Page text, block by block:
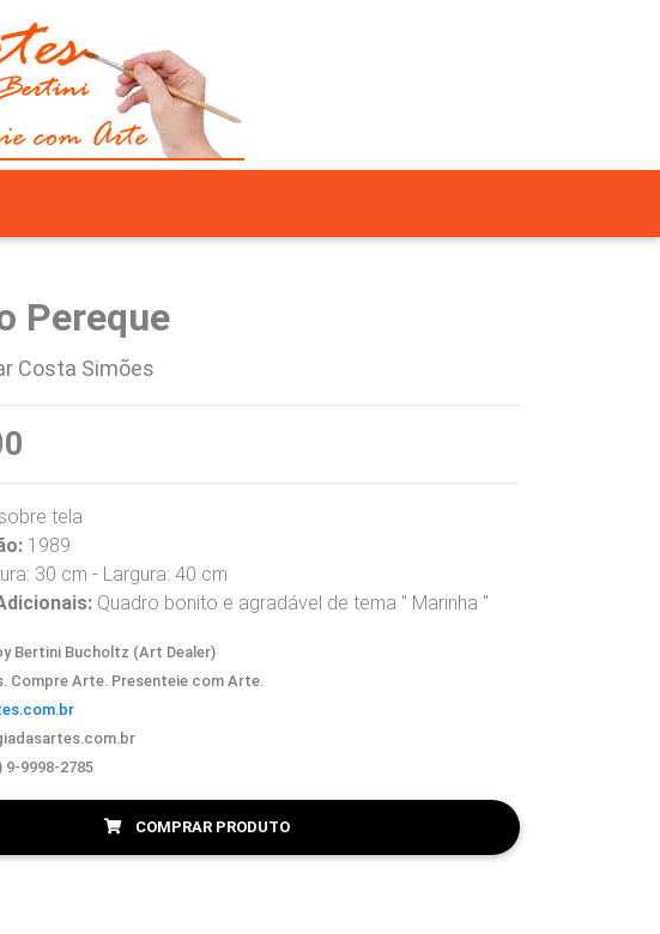
Pereque
Costa Simões
tela
1989
30 cm - Largura: 40 cm
Quadro bonito e agradável de tema " Marinha "
Bertini Bucholtz (Art Dealer)
Compre Arte. Presenteie com Arte.
9998-2785
COMPRAR PRODUTO